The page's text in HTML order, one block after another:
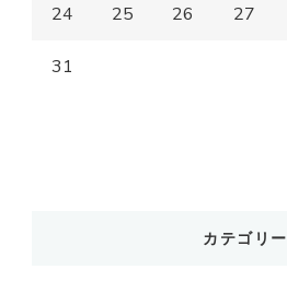
24 25 26 27
31
カテゴリー